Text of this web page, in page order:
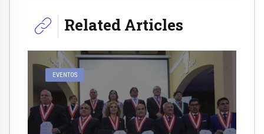
Related Articles
EVENTOS